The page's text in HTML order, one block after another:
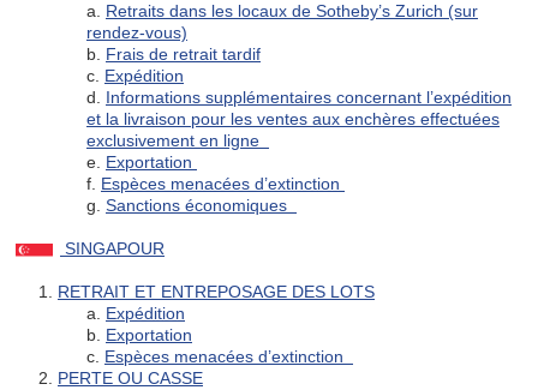
a. Retraits dans les locaux de Sotheby’s Zurich (sur
rendez-vous)
b. Frais de retrait tardif
c. Expédition
d. Informations supplémentaires concernant l’expédition
et la livraison pour les ventes aux enchères effectuées
exclusivement en ligne
e. Exportation
f. Espèces menacées d’extinction
g. Sanctions économiques
SINGAPOUR
1. RETRAIT ET ENTREPOSAGE DES LOTS
a. Expédition
b. Exportation
c. Espèces menacées d’extinction
2. PERTE OU CASSE